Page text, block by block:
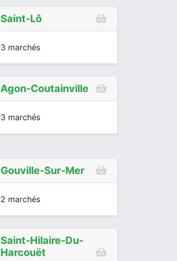
Saint-Lô
3 marchés
Agon-Coutainville
3 marchés
Gouville-Sur-Mer
2 marchés
Saint-Hilaire-Du-
Harcouët